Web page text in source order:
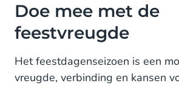
Doe mee met de
feestvreugde
Het feestdagenseizoen is een
vreugde, verbinding en kansen